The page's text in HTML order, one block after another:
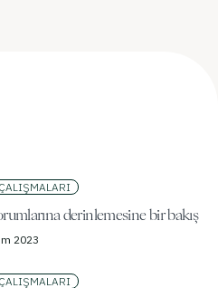
derinlemesine bir bakış
2023